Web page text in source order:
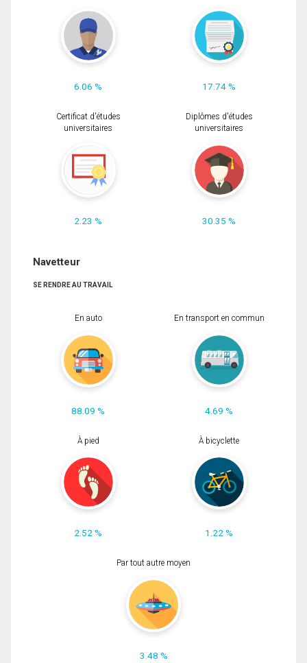
6.06 % 17.74 %
Certificat d'études
universitaires
2.23 %
Diplômes d'études
universitaires
30.35 %
Navetteur
SE RENDRE AU TRAVAIL
En auto
88.09 %
En transport en commun
4.69 %
À pied
2.52 %
À bicyclette
1.22 %
Par tout autre moyen
3.48 %